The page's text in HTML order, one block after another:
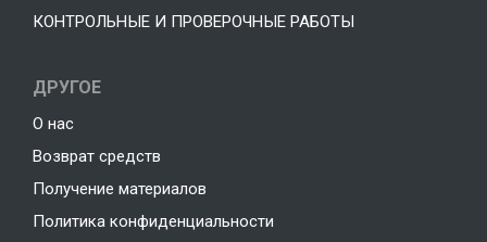
КОНТРОЛЬНЫЕ И ПРОВЕРОЧНЫЕ РАБОТЫ
ДРУГОЕ
О нас
Возврат средств
Получение материалов
Политика конфиденциальности